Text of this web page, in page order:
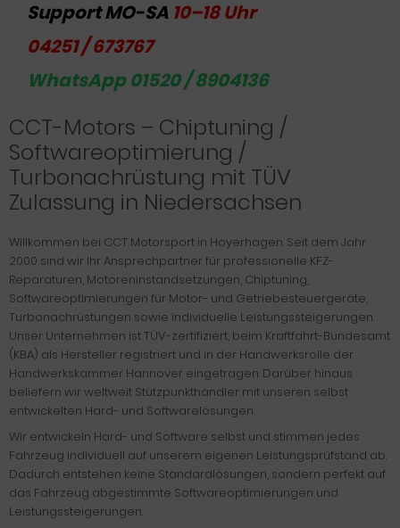
Support MO-SA
04251 / 673767
CCT-Motors – Chiptuning /
Softwareoptimierung /
Turbonachrüstung mit TÜV
Willkommen bei CCT Motorsport in Hoyerhagen. Seit dem Jahr
2000 sind wir Ihr Ansprechpartner für professionelle KFZ-
Reparaturen, Motoreninstandsetzungen, Chiptuning,
Softwareoptimierungen für Motor- und Getriebesteuergeräte,
Turbonachrüstungen sowie individuelle Leistungssteigerungen.
Unser Unternehmen ist TÜV-zertifiziert, beim Kraftfahrt-Bundesamt
(KBA) als Hersteller registriert und in der Handwerksrolle der
Handwerkskammer Hannover eingetragen. Darüber hinaus
beliefern wir weltweit Stützpunkthändler mit unseren selbst
entwickelten Hard- und Softwarelösungen.
Wir entwickeln Hard- und Software selbst und stimmen jedes
Fahrzeug individuell auf unserem eigenen Leistungsprüfstand ab.
Dadurch entstehen keine Standardlösungen, sondern perfekt auf
das Fahrzeug abgestimmte Softwareoptimierungen und